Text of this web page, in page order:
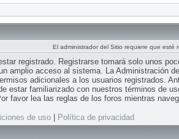
El administrador del Sitio requiere que esté
registrado. Registrarse tomará solo unos
amplio acceso al sistema. La Administración
adicionales a los usuarios registrados.
estar familiarizado con nuestros términos de
favor lea las reglas de los foros mientras
de uso| Política de privacidad